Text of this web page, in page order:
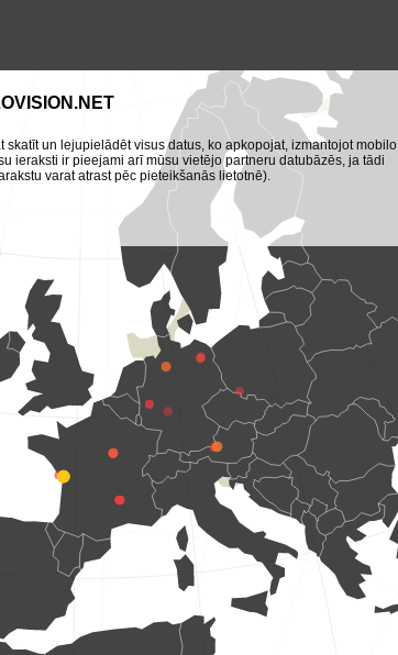
skatīt un lejupielādēt visus datus, ko apkopojat, izmantojot mobilo
ieraksti ir pieejami arī mūsu vietējo partneru datubāzēs, ja tādi
varat atrast pēc pieteikšanās lietotnē).